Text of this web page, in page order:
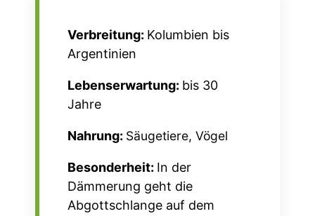
Verbreitung: Kolumbien bis
Argentinien
Lebenserwartung: bis 30
Jahre
Nahrung: Säugetiere, Vögel
Besonderheit: In der
Dämmerung geht die
Abgottschlange auf dem